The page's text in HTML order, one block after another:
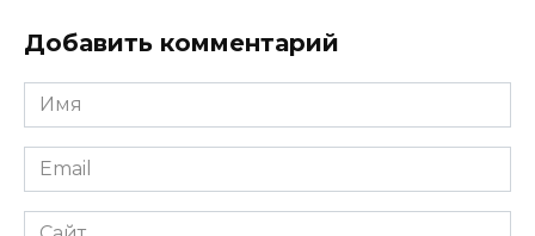
Добавить комментарий
Имя
*
Email
*
Сайт